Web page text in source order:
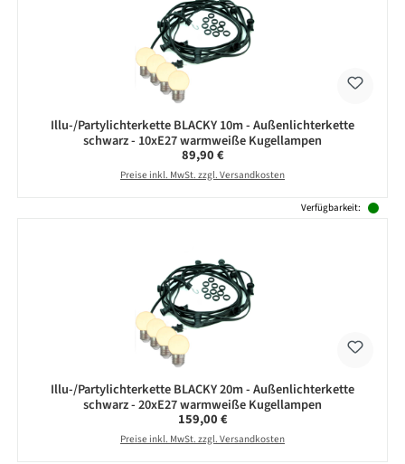
Illu-/Partylichterkette BLACKY 10m - Außenlichterkette
schwarz - 10xE27 warmweiße Kugellampen
Regulärer Preis:
89,90 €
Preise inkl. MwSt. zzgl. Versandkosten
Verfügbarkeit:
Illu-/Partylichterkette BLACKY 20m - Außenlichterkette
schwarz - 20xE27 warmweiße Kugellampen
Regulärer Preis:
159,00 €
Preise inkl. MwSt. zzgl. Versandkosten